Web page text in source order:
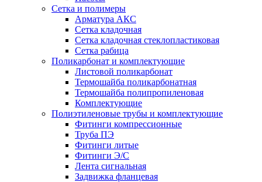
Сетка и полимеры
Арматура АКС
Сетка кладочная
Сетка кладочная стеклопластиковая
Сетка рабица
Поликарбонат и комплектующие
Листовой поликарбонат
Термошайба поликарбонатная
Термошайба полипропиленовая
Комплектующие
Полиэтиленовые трубы и комплектующие
Фитинги компрессионные
Труба ПЭ
Фитинги литые
Фитинги Э/С
Лента сигнальная
Задвижка фланцевая